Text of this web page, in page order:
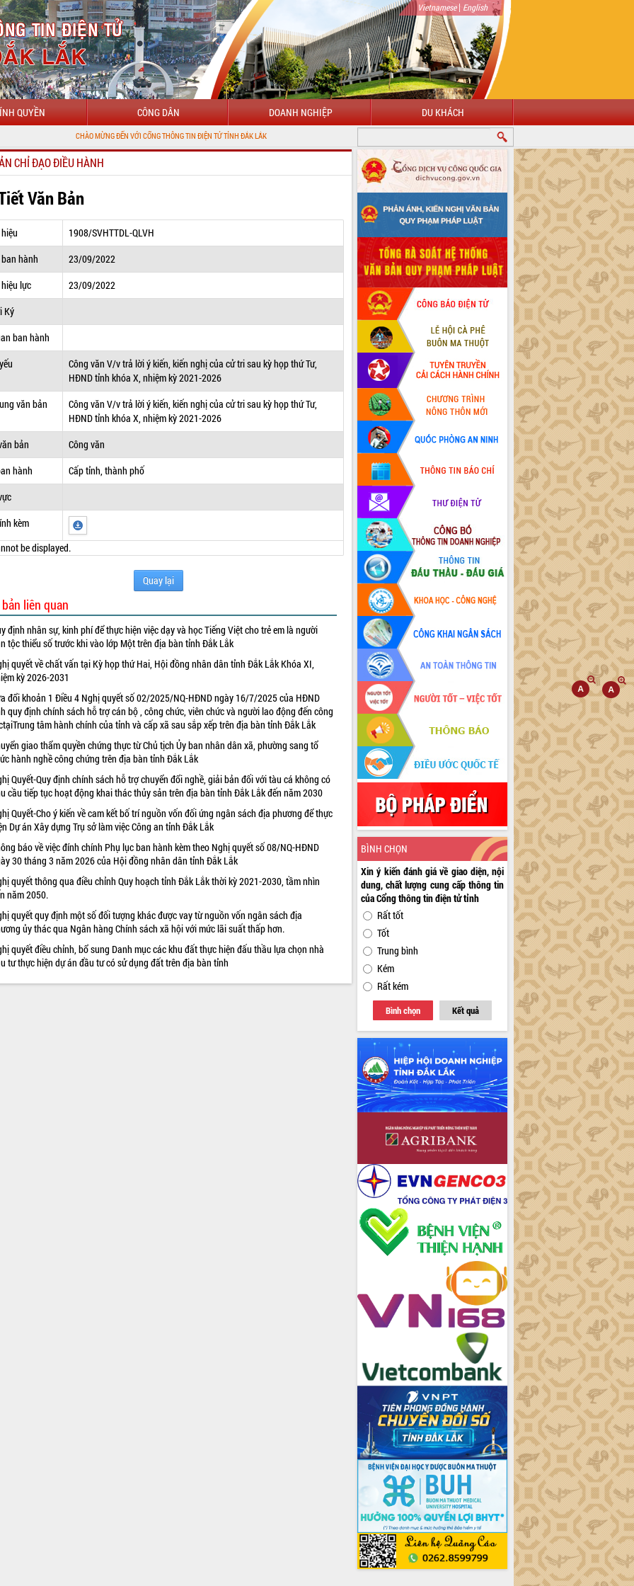
Vietnamese| English
QUYỀN CÔNG DÂN DOANH NGHIỆP DU KHÁCH
CHÀO MỪNG ĐẾN VỚI CỔNG THÔNG TIN ĐIỆN TỬ TỈNH ĐẮK LẮK
CHỈ ĐẠO ĐIỀU HÀNH
Văn Bản
1908/SVHTTDL-QLVH
hành
23/09/2022
lực
23/09/2022
Ký
ban hành
Công văn V/v trả lời ý kiến, kiến nghị của cử tri sau kỳ họp thứ Tư,
HĐND tỉnh khóa X, nhiệm kỳ 2021-2026
văn bản
Công văn V/v trả lời ý kiến, kiến nghị của cử tri sau kỳ họp thứ Tư,
HĐND tỉnh khóa X, nhiệm kỳ 2021-2026
bản
Công văn
hành
Cấp tỉnh, thành phố
kèm
be displayed.
Quay lại
liên quan
định nhân sự, kinh phí để thực hiện việc dạy và học Tiếng Việt cho trẻ em là người
tộc thiểu số trước khi vào lớp Một trên địa bàn tỉnh Đắk Lắk
quyết về chất vấn tại Kỳ họp thứ Hai, Hội đồng nhân dân tỉnh Đắk Lắk Khóa XI,
kỳ 2026-2031
đổi khoản 1 Điều 4 Nghị quyết số 02/2025/NQ-HĐND ngày 16/7/2025 của HĐND
quy định chính sách hỗ trợ cán bộ , công chức, viên chức và người lao động đến công
tâm hành chính của tỉnh và cấp xã sau sắp xếp trên địa bàn tỉnh Đắk Lắk
giao thẩm quyền chứng thực từ Chủ tịch Ủy ban nhân dân xã, phường sang tổ
hành nghề công chứng trên địa bàn tỉnh Đắk Lắk
Quyết-Quy định chính sách hỗ trợ chuyển đổi nghề, giải bản đối với tàu cá không có
cầu tiếp tục hoạt động khai thác thủy sản trên địa bàn tỉnh Đắk Lắk đến năm 2030
Quyết-Cho ý kiến về cam kết bố trí nguồn vốn đối ứng ngân sách địa phương để thực
Dự án Xây dựng Trụ sở làm việc Công an tỉnh Đắk Lắk
báo về việc đính chính Phụ lục ban hành kèm theo Nghị quyết số 08/NQ-HĐND
30 tháng 3 năm 2026 của Hội đồng nhân dân tỉnh Đắk Lắk
quyết thông qua điều chỉnh Quy hoạch tỉnh Đắk Lắk thời kỳ 2021-2030, tầm nhìn
năm 2050.
quyết quy định một số đối tượng khác được vay từ nguồn vốn ngân sách địa
ủy thác qua Ngân hàng Chính sách xã hội với mức lãi suất thấp hơn.
quyết điều chỉnh, bổ sung Danh mục các khu đất thực hiện đấu thầu lựa chọn nhà
tư thực hiện dự án đầu tư có sử dụng đất trên địa bàn tỉnh
BÌNH CHỌN
Xin ý kiến đánh giá về giao diện, nội
dung, chất lượng cung cấp thông tin
của Cổng thông tin điện tử tỉnh
Rất tốt
Tốt
Trung bình
Kém
Rất kém
Bình chọn Kết quả